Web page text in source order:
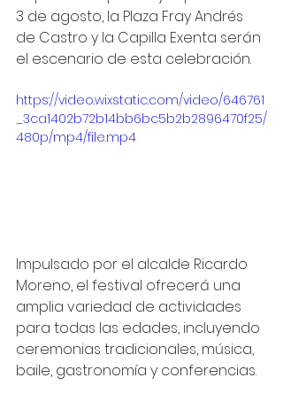
3 de agosto, la Plaza Fray Andrés
de Castro y la Capilla Exenta serán
el escenario de esta celebración.
https://video.wixstatic.com/video/646761
_3ca1402b72b14bb6bc5b2b2896470f25/
480p/mp4/file.mp4
Impulsado por el alcalde Ricardo
Moreno, el festival ofrecerá una
amplia variedad de actividades
para todas las edades, incluyendo
ceremonias tradicionales, música,
baile, gastronomía y conferencias.